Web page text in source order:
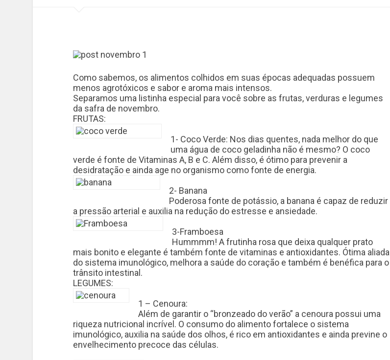
Como sabemos, os alimentos colhidos em suas épocas adequadas possuem
menos agrotóxicos e sabor e aroma mais intensos.
Separamos uma listinha especial para você sobre as frutas, verduras e legumes
da safra de novembro.
FRUTAS:
1- Coco Verde: Nos dias quentes, nada melhor do que
uma água de coco geladinha não é mesmo? O coco
verde é fonte de Vitaminas A, B e C. Além disso, é ótimo para prevenir a
desidratação e ainda age no organismo como fonte de energia.
2- Banana
Poderosa fonte de potássio, a banana é capaz de reduzir
a pressão arterial e auxilia na redução do estresse e ansiedade.
3-Framboesa
Hummmm! A frutinha rosa que deixa qualquer prato
mais bonito e elegante é também fonte de vitaminas e antioxidantes. Ótima aliada
do sistema imunológico, melhora a saúde do coração e também é benéfica para o
trânsito intestinal.
LEGUMES:
1 – Cenoura:
Além de garantir o “bronzeado do verão” a cenoura possui uma
riqueza nutricional incrível. O consumo do alimento fortalece o sistema
imunológico, auxilia na saúde dos olhos, é rico em antioxidantes e ainda previne o
envelhecimento precoce das células.